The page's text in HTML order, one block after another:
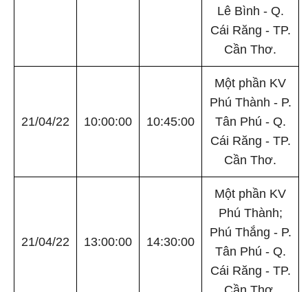
Lê Bình - Q.
Cái Răng - TP.
Cần Thơ.
21/04/22 10:00:00 10:45:00
Một phần KV
Phú Thành - P.
Tân Phú - Q.
Cái Răng - TP.
Cần Thơ.
21/04/22 13:00:00 14:30:00
Một phần KV
Phú Thành;
Phú Thắng - P.
Tân Phú - Q.
Cái Răng - TP.